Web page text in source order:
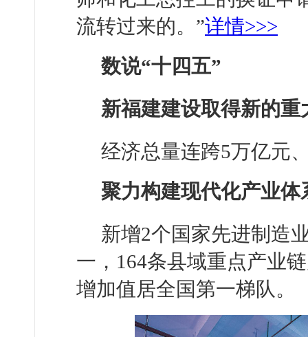
流转过来的。”详情>>>
数说“十四五”
新福建建设取得新的重
经济总量连跨5万亿元
聚力构建现代化产业体
新增2个国家先进制造
一，164条县域重点产业
增加值居全国第一梯队。